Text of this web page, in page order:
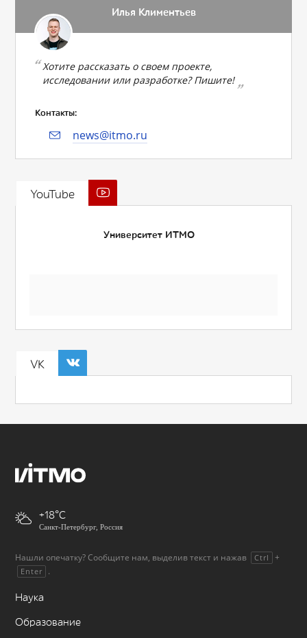
Илья Климентьев
Хотите рассказать о своем проекте,
исследовании или разработке? Пишите!
Контакты:
news@itmo.ru
YouTube
Университет ИТМО
VK
+18
Санкт-Петербург, Россия
Нашли опечатку? Сообщите нам, выделив текст и нажав Ctrl +
Enter .
Наука
Образование